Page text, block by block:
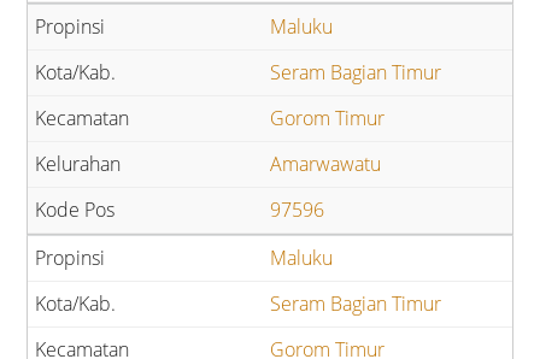
Maluku
Seram Bagian Timur
Gorom Timur
Amarwawatu
97596
Maluku
Seram Bagian Timur
Gorom Timur